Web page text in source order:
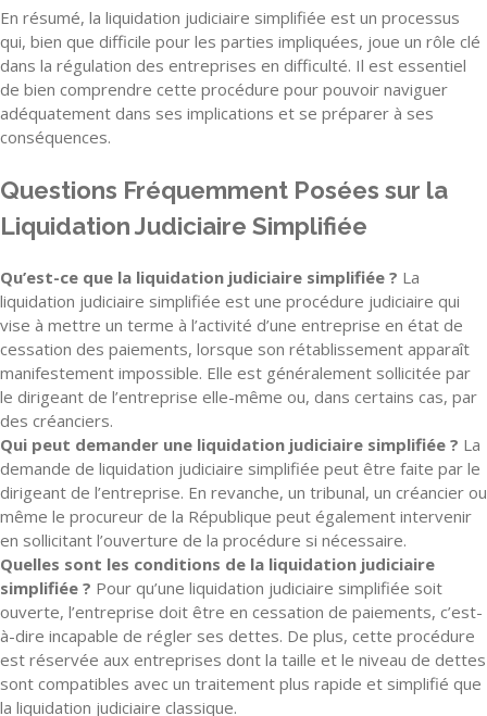
En résumé, la liquidation judiciaire simplifiée est un processus
qui, bien que difficile pour les parties impliquées, joue un rôle clé
dans la régulation des entreprises en difficulté. Il est essentiel
de bien comprendre cette procédure pour pouvoir naviguer
adéquatement dans ses implications et se préparer à ses
conséquences.
Questions Fréquemment Posées sur la
Liquidation Judiciaire Simplifiée
Qu’est-ce que la liquidation judiciaire simplifiée ? La
liquidation judiciaire simplifiée est une procédure judiciaire qui
vise à mettre un terme à l’activité d’une entreprise en état de
cessation des paiements, lorsque son rétablissement apparaît
manifestement impossible. Elle est généralement sollicitée par
le dirigeant de l’entreprise elle-même ou, dans certains cas, par
des créanciers.
Qui peut demander une liquidation judiciaire simplifiée ? La
demande de liquidation judiciaire simplifiée peut être faite par le
dirigeant de l’entreprise. En revanche, un tribunal, un créancier ou
même le procureur de la République peut également intervenir
en sollicitant l’ouverture de la procédure si nécessaire.
Quelles sont les conditions de la liquidation judiciaire
simplifiée ? Pour qu’une liquidation judiciaire simplifiée soit
ouverte, l’entreprise doit être en cessation de paiements, c’est-
à-dire incapable de régler ses dettes. De plus, cette procédure
est réservée aux entreprises dont la taille et le niveau de dettes
sont compatibles avec un traitement plus rapide et simplifié que
la liquidation judiciaire classique.